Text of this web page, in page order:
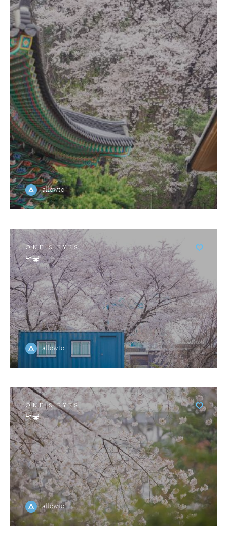
allowto
ONE'S EYES
벚꽃
allowto
ONE'S EYES
벚꽃
allowto